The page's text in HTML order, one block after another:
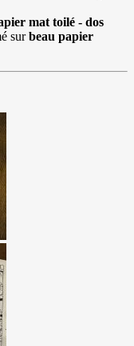
mat toilé - dos
surbeau papier